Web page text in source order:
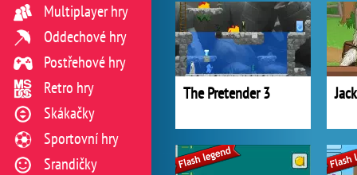
The Pretender 3
Multiplayer hry
Oddechové hry
Postřehové hry
Retro hry
Skákačky
Sportovní hry
Srandičky